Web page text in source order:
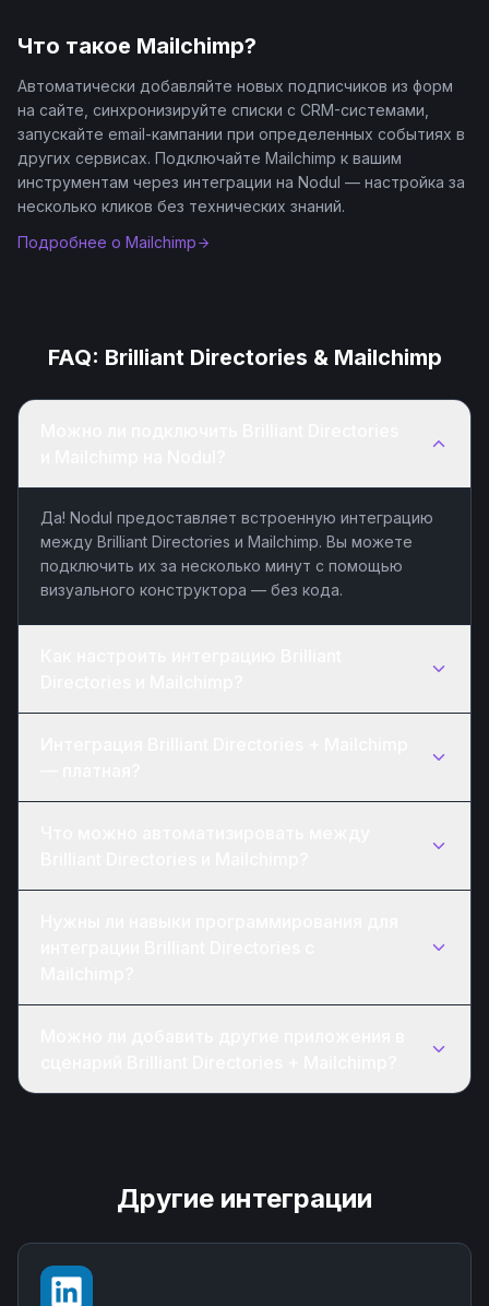
Что такое Mailchimp?
Автоматически добавляйте новых подписчиков из форм
на сайте, синхронизируйте списки с CRM-системами,
запускайте email-кампании при определенных событиях в
других сервисах. Подключайте Mailchimp к вашим
инструментам через интеграции на Nodul — настройка за
несколько кликов без технических знаний.
Подробнее о Mailchimp
FAQ: Brilliant Directories & Mailchimp
Да! Nodul предоставляет встроенную интеграцию
между Brilliant Directories и Mailchimp. Вы можете
подключить их за несколько минут с помощью
визуального конструктора — без кода.
Другие интеграции